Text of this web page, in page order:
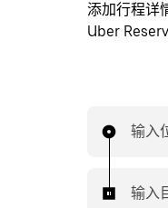
添加行程详
Uber
输入
输入